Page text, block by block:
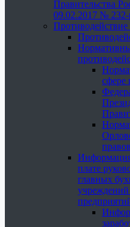
Правительства
09.02.2017 №
сфере
Информация
плате
главных